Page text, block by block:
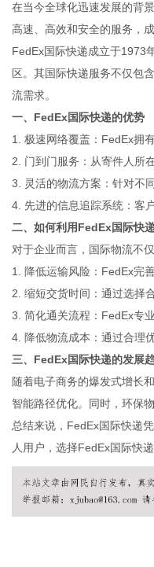
在当今全球化迅速发展的背
高速、高效和安全的服务，
FedEx国际快递成立于1973
区。其国际快递服务不仅包
流需求。
一、FedEx国际快递的优势
1. 极速网络覆盖：FedEx拥
2. 门到门服务：从寄件人所
3. 灵活的物流方案：针对不
4. 先进的信息追踪系统：客
二、如何利用FedEx国际快
对于企业而言，国际物流不
1. 降低运输风险：FedEx完
2. 缩短交货时间：通过选择
3. 简化通关流程：FedEx专
4. 降低物流成本：通过合理
三、FedEx国际快递的发展
随着电子商务的爆发式增长
智能路径优化。同时，环保
总结来说，FedEx国际快递
人用户，选择FedEx国际快